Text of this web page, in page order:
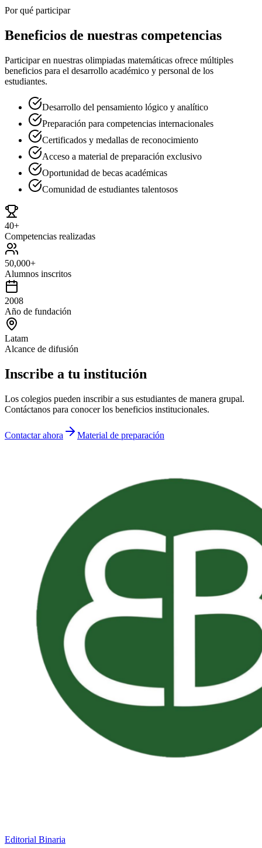
Por qué participar
Beneficios de nuestras competencias
Participar en nuestras olimpiadas matemáticas ofrece múltiples
beneficios para el desarrollo académico y personal de los
estudiantes.
Desarrollo del pensamiento lógico y analítico
Preparación para competencias internacionales
Certificados y medallas de reconocimiento
Acceso a material de preparación exclusivo
Oportunidad de becas académicas
Comunidad de estudiantes talentosos
40+
Competencias realizadas
50,000+
Alumnos inscritos
2008
Año de fundación
Latam
Alcance de difusión
Inscribe a tu institución
Los colegios pueden inscribir a sus estudiantes de manera grupal.
Contáctanos para conocer los beneficios institucionales.
Contactar ahora Material de preparación
Editorial Binaria